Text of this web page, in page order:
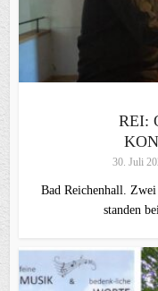
REI:
30. Juli
Bad Reichenhall.
standen